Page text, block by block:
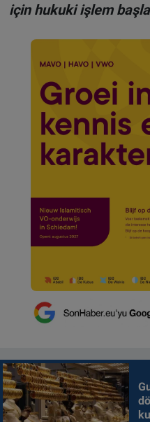
için hukuki işlem